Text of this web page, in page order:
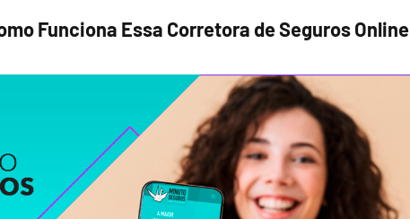
Funciona Essa Corretora de Seguros Online